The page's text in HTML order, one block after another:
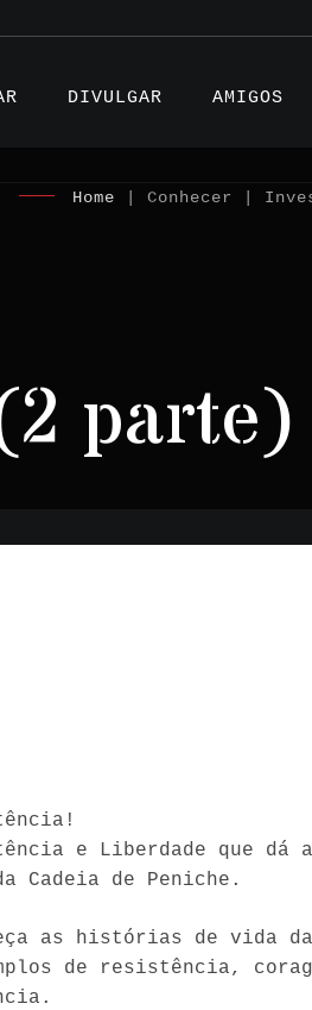
DIVULGAR AMIGOS
parte)
Home | Conhecer |
e Liberdade que dá
Cadeia de Peniche.
as histórias de vida
de resistência,